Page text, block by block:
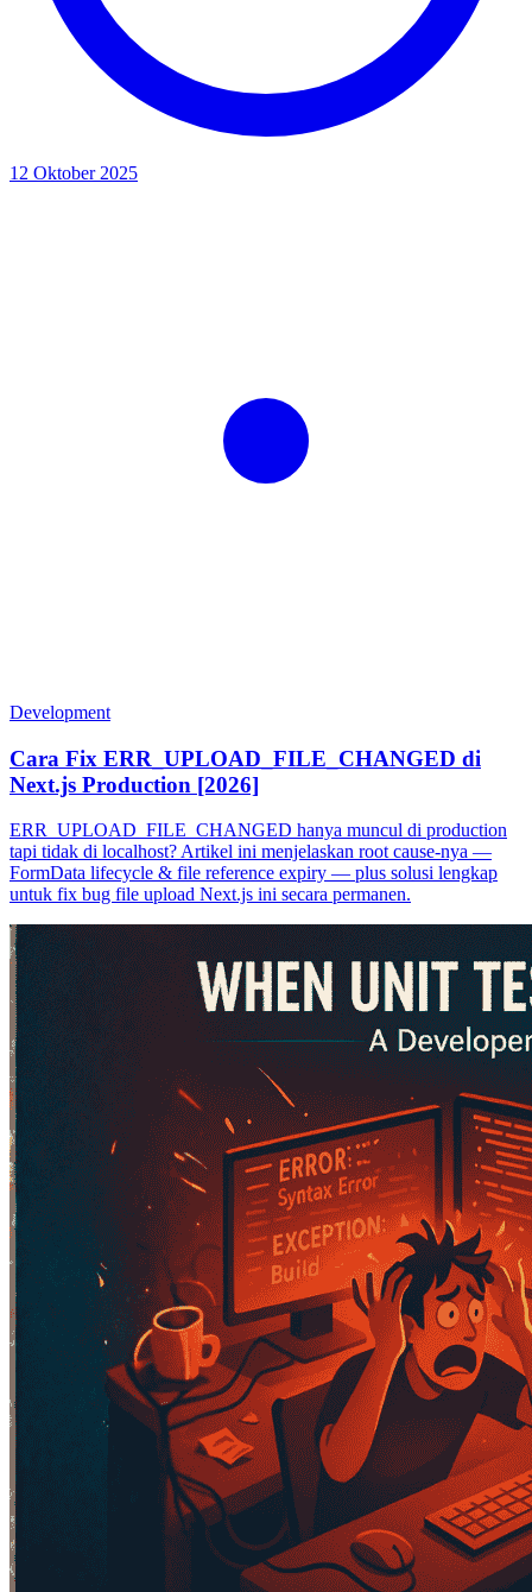
12 Oktober 2025
Development
Cara Fix ERR_UPLOAD_FILE_CHANGED di
Next.js Production [2026]
ERR_UPLOAD_FILE_CHANGED hanya muncul di production
tapi tidak di localhost? Artikel ini menjelaskan root cause-nya —
FormData lifecycle & file reference expiry — plus solusi lengkap
untuk fix bug file upload Next.js ini secara permanen.